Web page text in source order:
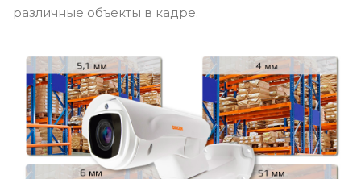
различные объекты в кадре.